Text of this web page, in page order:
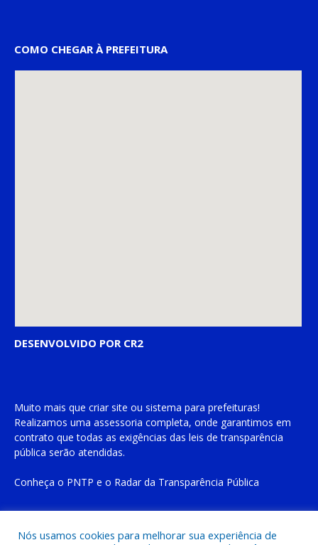
COMO CHEGAR À PREFEITURA
DESENVOLVIDO POR CR2
Muito mais que criar site ou sistema para prefeituras!
Realizamos uma assessoria completa, onde garantimos em
contrato que todas as exigências das leis de transparência
pública serão atendidas.
Conheça o PNTP e o Radar da Transparência Pública
Nós usamos cookies para melhorar sua experiência de